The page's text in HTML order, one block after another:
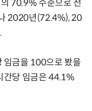
70.9% 수준으로 전
2020년(72.4%), 20
임금을 100으로 봤을
간당 임금은 44.1%